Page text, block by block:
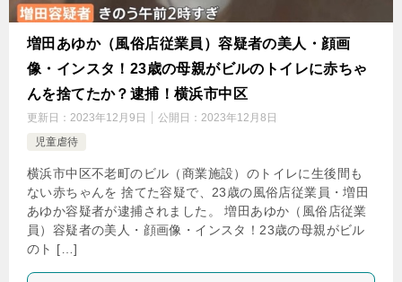
増田あゆか（風俗店従業員）容疑者の美人・顔画
像・インスタ！23歳の母親がビルのトイレに赤ちゃ
んを捨てたか？逮捕！横浜市中区
更新日： 2023年12月9日 公開日： 2023年12月8日
児童虐待
横浜市中区不老町のビル（商業施設）のトイレに生後間も
ない赤ちゃんを 捨てた容疑で、23歳の風俗店従業員・増田
あゆか容疑者が逮捕されました。 増田あゆか（風俗店従業
員）容疑者の美人・顔画像・インスタ！23歳の母親がビル
のト […]